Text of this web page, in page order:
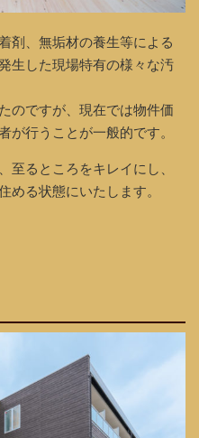
剤、無垢材の養生等による
生した現場特有の様々な汚
のですが、現在では物件価
が行うことが一般的です。
至るところをキレイにし、
める状態にいたします。